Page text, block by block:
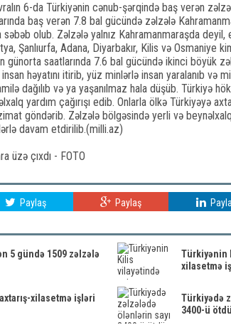
6-da Türkiyənin cənub-şərqində baş verən
baş verən 7.8 bal gücündə zəlzələ
səbəb olub. Zəlzələ yalnız Kahramanmaraşda deyil,
Şanlıurfa, Adana, Diyarbakır, Kilis və Osmaniye
günorta saatlarında 7.6 bal gücündə ikinci böyük
həyatını itirib, yüz minlərlə insan yaralanıb və
dağılıb və ya yaşanılmaz hala düşüb. Türkiyə
yardım çağırışı edib. Onlarla ölkə Türkiyəyə
göndərib. Zəlzələ bölgəsində yerli və
davam etdirilib.(milli.az)
Paylaş Paylaş
5 gündə 1509 zəlzələ
Türkiyənin
xilasetmə
xilasetmə işləri
Türkiyədə
3400-ü